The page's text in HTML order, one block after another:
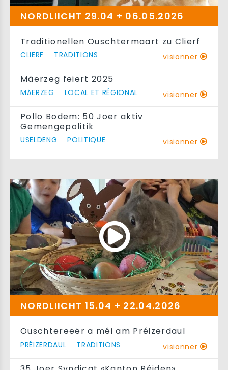
NORDLIICHT 29.04 + 06.05.2026
Traditionellen Ouschtermaart zu Clierf
CLIERF TRADITIONS visionner
Mäerzeg feiert 2025
MÄERZEG LOCAL ET RÉGIONAL visionner
Pollo Bodem: 50 Joer aktiv
Gemengepolitik
USELDENG POLITIQUE visionner
NORDLIICHT 15.04 + 22.04.2026
Ouschtereeër a méi am Préizerdaul
PRÉIZERDAUL TRADITIONS visionner